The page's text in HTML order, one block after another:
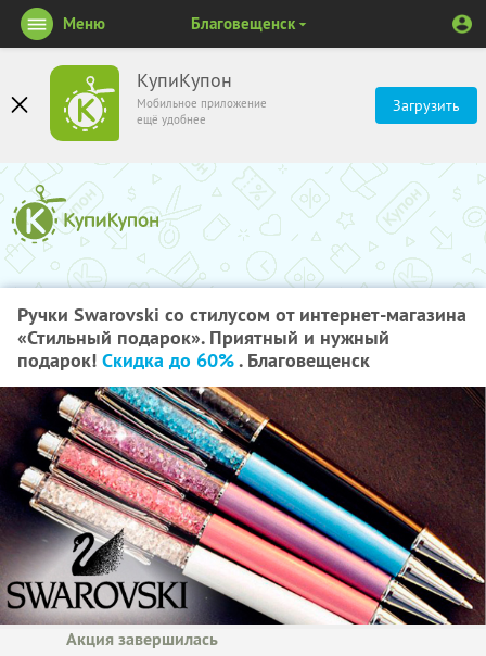
КупиКупон
Мобильное приложение
ещё удобнее
Загрузить
Меню Благовещенск
Ручки Swarovski со стилусом от интернет-магазина
«Стильный подарок». Приятный и нужный
подарок! Скидка до 60%. Благовещенск
Акция завершилась